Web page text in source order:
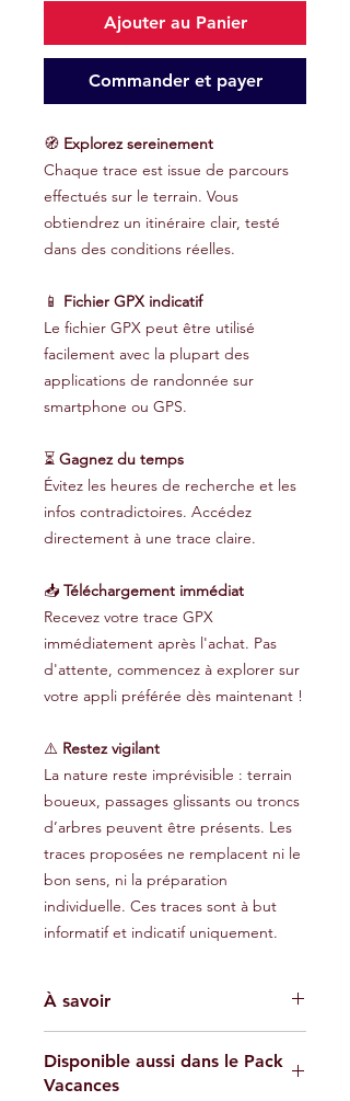
Ajouter au Panier
Commander et payer
🧭 Explorez sereinement
Chaque trace est issue de parcours
effectués sur le terrain. Vous
obtiendrez un itinéraire clair, testé
dans des conditions réelles.
📱 Fichier GPX indicatif
Le fichier GPX peut être utilisé
facilement avec la plupart des
applications de randonnée sur
smartphone ou GPS.
⏳ Gagnez du temps
Évitez les heures de recherche et les
infos contradictoires. Accédez
directement à une trace claire.
📥 Téléchargement immédiat
Recevez votre trace GPX
immédiatement après l'achat. Pas
d'attente, commencez à explorer sur
votre appli préférée dès maintenant !
⚠️ Restez vigilant
La nature reste imprévisible : terrain
boueux, passages glissants ou troncs
d’arbres peuvent être présents. Les
traces proposées ne remplacent ni le
bon sens, ni la préparation
individuelle. Ces traces sont à but
informatif et indicatif uniquement.
À savoir
indicatif et ne garantissent pas
l'absence de risques. Chaque
Disponible aussi dans le Pack
Vacances